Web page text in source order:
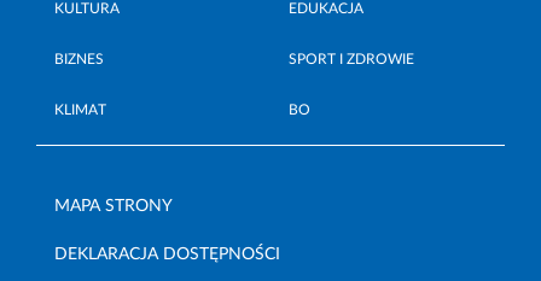
KULTURA EDUKACJA
BIZNES SPORT I ZDROWIE
KLIMAT BO
MAPA STRONY
DEKLARACJA DOSTĘPNOŚCI